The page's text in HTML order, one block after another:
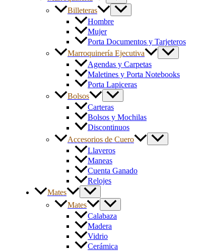
Billeteras
Hombre
Mujer
Porta Documentos y Tarjeteros
Marroquinería Ejecutiva
Agendas y Carpetas
Maletines y Porta Notebooks
Porta Lapiceras
Bolsos
Carteras
Bolsos y Mochilas
Discontinuos
Accesorios de Cuero
Llaveros
Maneas
Cuenta Ganado
Relojes
Mates
Mates
Calabaza
Madera
Vidrio
Cerámica